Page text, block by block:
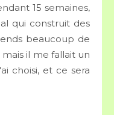
15 semaines,
qui construit des
beaucoup de
il me fallait un
choisi, et ce sera